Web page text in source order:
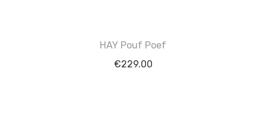
HAY Pouf Poef
€229.00